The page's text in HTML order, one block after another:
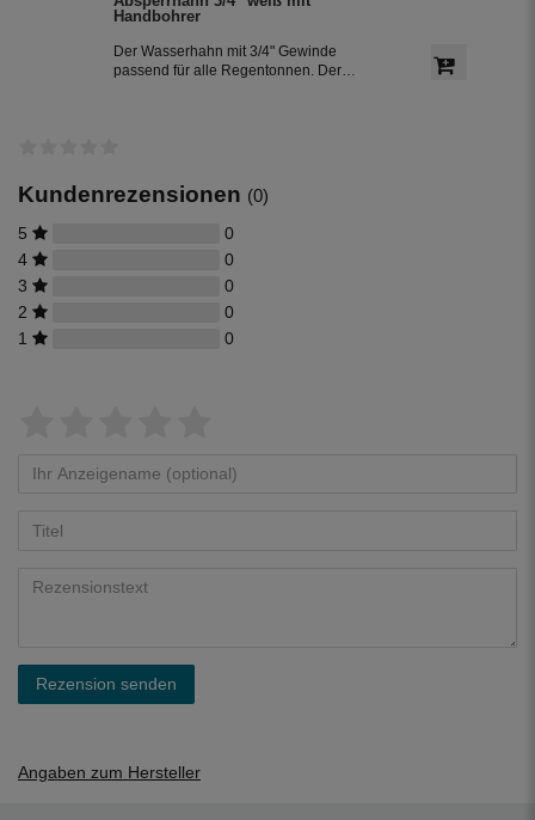
Handbohrer
Der Wasserhahn mit 3/4" Gewinde
passend für alle Regentonnen. Der
Kundenrezensionen (0)
5
0
4
0
3
0
2
0
1
0
Rezension senden
Angaben zum Hersteller